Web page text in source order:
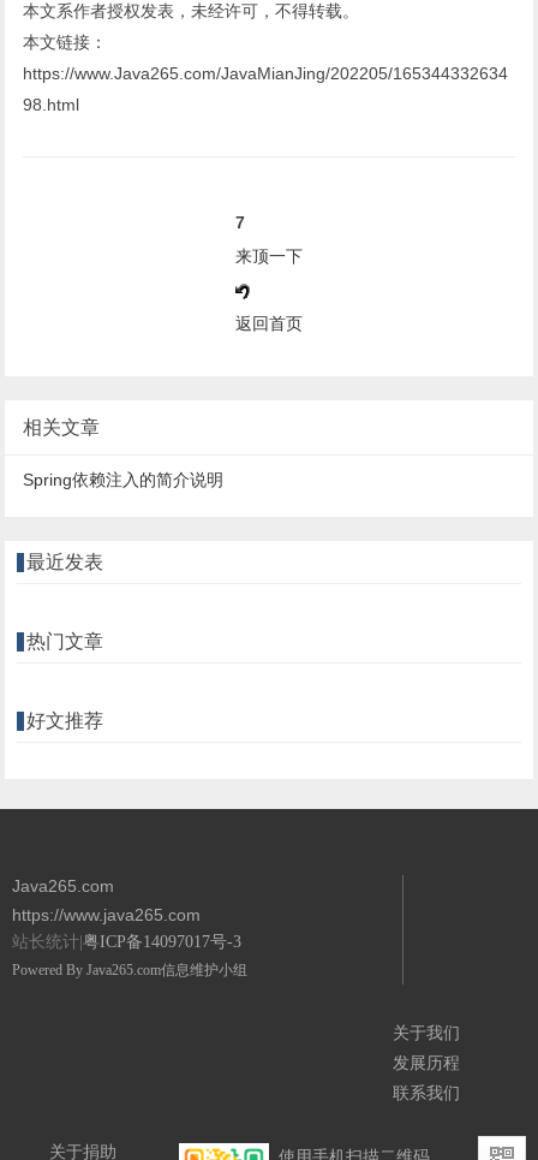
本文系作者授权发表，未经许可，不得转载。
本文链接：
https://www.Java265.com/JavaMianJing/202205/165344332634
98.html
7
来顶一下
返回首页
相关文章
Spring依赖注入的简介说明
最近发表
热门文章
好文推荐
Java265.com
https://www.java265.com
站长统计| 粤ICP备14097017号-3
Powered By Java265.com信息维护小组
关于我们
发展历程
联系我们
关于捐助